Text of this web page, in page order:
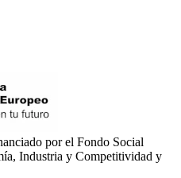
por el Fondo Social
Industria y Competitividad y